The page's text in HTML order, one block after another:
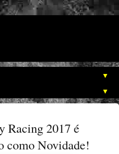
▼
▼
Racing 2017 é
como Novidade!